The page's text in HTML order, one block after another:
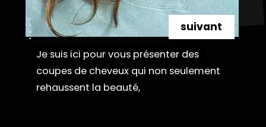
Je suis ici pour vous présenter des
coupes de cheveux qui non seulement
rehaussent la beauté,
Je suis ici pour vous présenter des
coupes de cheveux qui non seulement
rehaussent la beauté,
suivant